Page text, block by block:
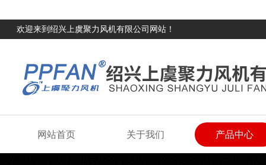
欢迎来到绍兴上虞聚力风机有限公司网站！
网站首页 关于我们 产品中心